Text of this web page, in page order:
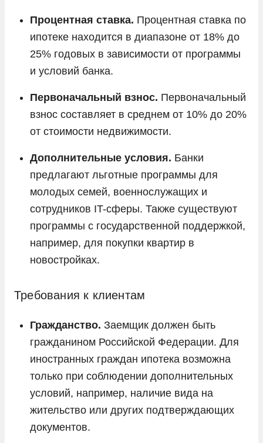
Процентная ставка. Процентная ставка по
ипотеке находится в диапазоне от 18% до
25% годовых в зависимости от программы
и условий банка.
Первоначальный взнос. Первоначальный
взнос составляет в среднем от 10% до 20%
от стоимости недвижимости.
Дополнительные условия. Банки
предлагают льготные программы для
молодых семей, военнослужащих и
сотрудников IT-сферы. Также существуют
программы с государственной поддержкой,
например, для покупки квартир в
новостройках.
Требования к клиентам
Гражданство. Заемщик должен быть
гражданином Российской Федерации. Для
иностранных граждан ипотека возможна
только при соблюдении дополнительных
условий, например, наличие вида на
жительство или других подтверждающих
документов.